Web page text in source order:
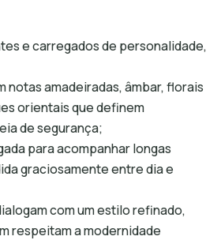
e carregados de personalidade,
notas amadeiradas, âmbar, florais
orientais que definem
de segurança;
para acompanhar longas
graciosamente entre dia e
com um estilo refinado,
respeitam a modernidade